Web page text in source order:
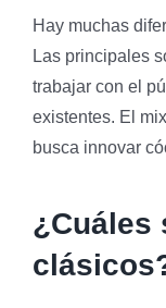
Hay muchas
Las principales
trabajar con el
existentes. El
busca innovar
¿Cuáles